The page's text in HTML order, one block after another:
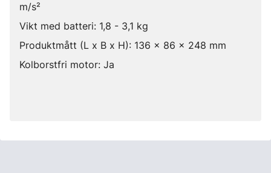
m/s²
Vikt med batteri: 1,8 - 3,1 kg
Produktmått (L x B x H): 136 x 86 x 248 mm
Kolborstfri motor: Ja